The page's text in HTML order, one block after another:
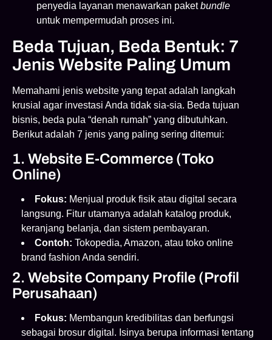
penyedia layanan menawarkan paketbundle
untuk mempermudah proses ini.
Beda Tujuan, Beda Bentuk: 7
Jenis Website Paling Umum
Memahami jenis website yang tepat adalah langkah
krusial agar investasi Anda tidak sia-sia. Beda tujuan
bisnis, beda pula “denah rumah” yang dibutuhkan.
Berikut adalah 7 jenis yang paling sering ditemui:
1. Website E-Commerce (Toko
Online)
Fokus: Menjual produk fisik atau digital secara
langsung. Fitur utamanya adalah katalog produk,
keranjang belanja, dan sistem pembayaran.
Contoh: Tokopedia, Amazon, atau toko online
brand fashion Anda sendiri.
2. Website Company Profile (Profil
Perusahaan)
Fokus: Membangun kredibilitas dan berfungsi
sebagai brosur digital. Isinya berupa informasi tentang